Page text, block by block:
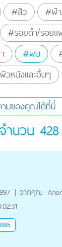
#สิว
#ฝ้
#รอยดำ/รอยแ
#ผม
วหนังและอื่นๆ
มของคุณได้ที่นี่
นวน 428
| จากคุณ